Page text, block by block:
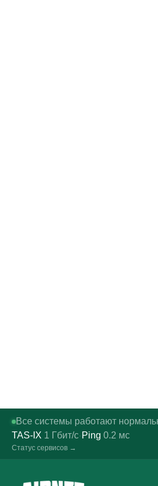
Все системы работают
TAS-IX 1 Гбит/с· Ping 0.2 мс
Статус сервисов →